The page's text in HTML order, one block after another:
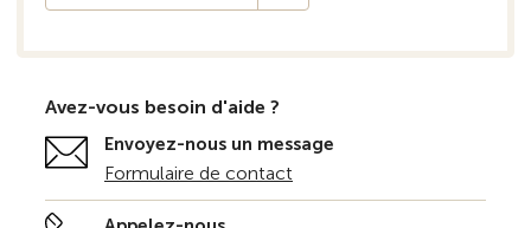
Avez-vous besoin d'aide ?
Envoyez-nous un message
Formulaire de contact